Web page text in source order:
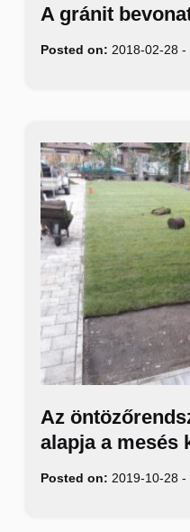
A gránit
Posted on: 2018-02-28 -
Az
alapja a mesés
Posted on: 2019-10-28 -